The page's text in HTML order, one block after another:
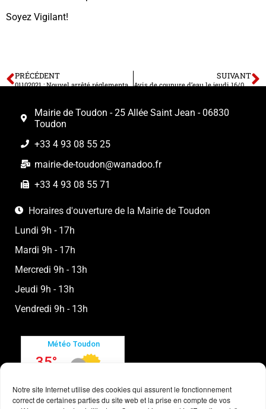
Notre site Internet utilise des cookies qui assurent le fonctionnement
correct de certaines parties du site web et la prise en compte de vos
Soyez Vigilant!
PRÉCÉDENT
01102021 : Nouvel arrêté réglementant le port du masque dans les Alpes Maritimes
SUIVANT
Avis de coupure d’eau le jeudi 16/02/2023
Mairie de Toudon - 25 Allée Saint Jean - 06830
Toudon
+33 4 93 08 55 25
mairie-de-toudon@wanadoo.fr
+33 4 93 08 55 71
Horaires d'ouverture de la Mairie de Toudon
Lundi 9h - 17h
Mardi 9h - 17h
Mercredi 9h - 13h
Jeudi 9h - 13h
Vendredi 9h - 13h